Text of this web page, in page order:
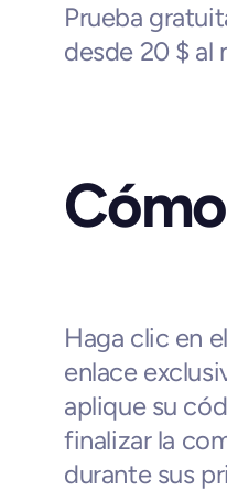
Prueba
desde 20 $ al
Haga clic en
enlace
aplique su
finalizar la
durante sus